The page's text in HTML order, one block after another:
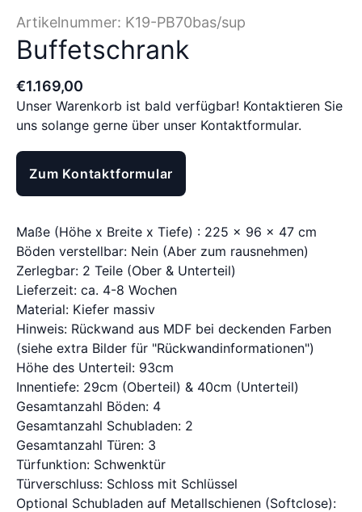
Artikelnummer: K19-PB70bas/sup
Buffetschrank
€1.169,00
Unser Warenkorb ist bald verfügbar! Kontaktieren Sie
uns solange gerne über unser Kontaktformular.
Zum Kontaktformular
Maße (Höhe x Breite x Tiefe) : 225 x 96 x 47 cm
Böden verstellbar: Nein (Aber zum rausnehmen)
Zerlegbar: 2 Teile (Ober & Unterteil)
Lieferzeit: ca. 4-8 Wochen
Material: Kiefer massiv
Hinweis: Rückwand aus MDF bei deckenden Farben
(siehe extra Bilder für "Rückwandinformationen")
Höhe des Unterteil: 93cm
Innentiefe: 29cm (Oberteil) & 40cm (Unterteil)
Gesamtanzahl Böden: 4
Gesamtanzahl Schubladen: 2
Gesamtanzahl Türen: 3
Türfunktion: Schwenktür
Türverschluss: Schloss mit Schlüssel
Optional Schubladen auf Metallschienen (Softclose):